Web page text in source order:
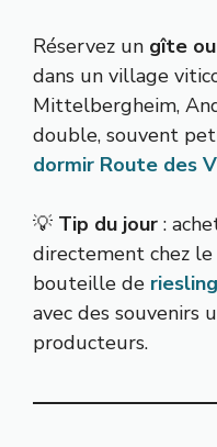
Réservez un gîte
dans un village
Mittelbergheim,
double, souvent
dormir Route des
💡 Tip du jour :
directement chez
bouteille de riesling
avec des souvenirs
producteurs.